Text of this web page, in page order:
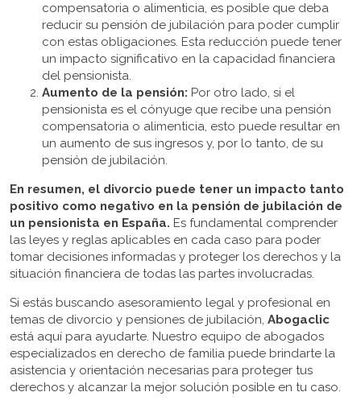
compensatoria o alimenticia, es posible que deba
reducir su pensión de jubilación para poder cumplir
con estas obligaciones. Esta reducción puede tener
un impacto significativo en la capacidad financiera
del pensionista.
Aumento de la pensión: Por otro lado, si el
pensionista es el cónyuge que recibe una pensión
compensatoria o alimenticia, esto puede resultar en
un aumento de sus ingresos y, por lo tanto, de su
pensión de jubilación.
En resumen, el divorcio puede tener un impacto tanto
positivo como negativo en la pensión de jubilación de
un pensionista en España. Es fundamental comprender
las leyes y reglas aplicables en cada caso para poder
tomar decisiones informadas y proteger los derechos y la
situación financiera de todas las partes involucradas.
Si estás buscando asesoramiento legal y profesional en
temas de divorcio y pensiones de jubilación, Abogaclic
está aquí para ayudarte. Nuestro equipo de abogados
especializados en derecho de familia puede brindarte la
asistencia y orientación necesarias para proteger tus
derechos y alcanzar la mejor solución posible en tu caso.